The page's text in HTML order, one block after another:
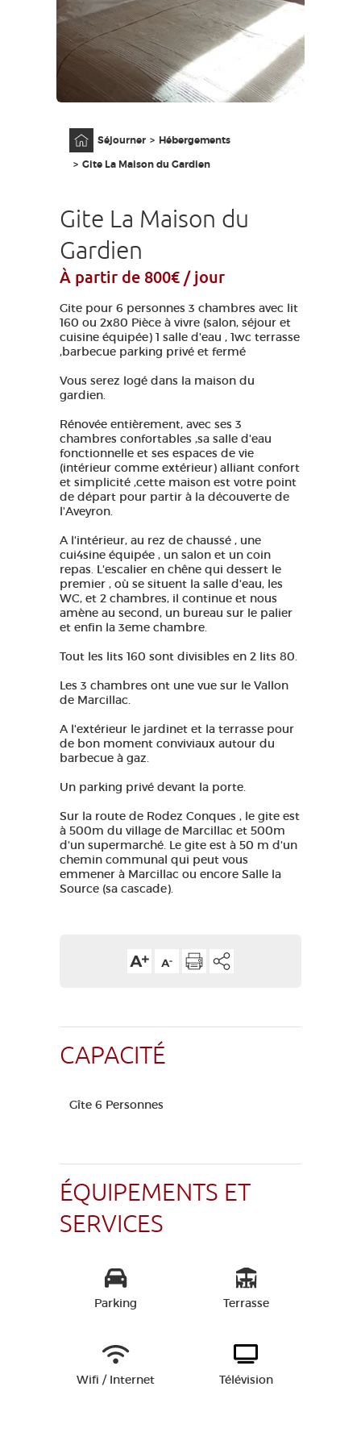
MA SÉLECTION
FR
Séjourner
Hébergements
Gite La Maison du Gardien
Gite La Maison du
Gardien
À partir de 800€ / jour
Gite pour 6 personnes 3 chambres avec lit
160 ou 2x80 Pièce à vivre (salon, séjour et
cuisine équipée) 1 salle d'eau , 1wc terrasse
,barbecue parking privé et fermé
Vous serez logé dans la maison du
gardien.
Rénovée entièrement, avec ses 3
chambres confortables ,sa salle d'eau
fonctionnelle et ses espaces de vie
(intérieur comme extérieur) alliant confort
et simplicité ,cette maison est votre point
de départ pour partir à la découverte de
l'Aveyron.
A l'intérieur, au rez de chaussé , une
cui4sine équipée , un salon et un coin
repas. L'escalier en chêne qui dessert le
premier , où se situent la salle d'eau, les
WC, et 2 chambres, il continue et nous
amène au second, un bureau sur le palier
et enfin la 3eme chambre.
Tout les lits 160 sont divisibles en 2 lits 80.
Les 3 chambres ont une vue sur le Vallon
de Marcillac.
A l'extérieur le jardinet et la terrasse pour
de bon moment conviviaux autour du
barbecue à gaz.
Un parking privé devant la porte.
Sur la route de Rodez Conques , le gite est
à 500m du village de Marcillac et 500m
d'un supermarché. Le gite est à 50 m d'un
chemin communal qui peut vous
emmener à Marcillac ou encore Salle la
Source (sa cascade).
CAPACITÉ
Gîte 6 Personnes
ÉQUIPEMENTS ET
SERVICES
Parking Terrasse
Wifi / Internet Télévision